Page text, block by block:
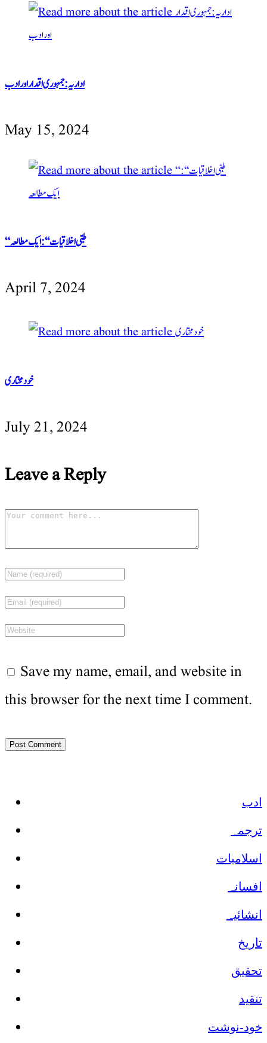
اداریہ:جمہوری اقدار اور ادب
May 15, 2024
“طبی اخلاقیات ‘‘: ایک مطالعہ
April 7, 2024
خود مختاری
July 21, 2024
Leave a Reply
Save my name, email, and website in
this browser for the next time I comment.
ادب
ترجمہ
اسلامیات
افسانہ
انشائیہ
تاریخ
تحقیق
تنقید
خود-نوشت